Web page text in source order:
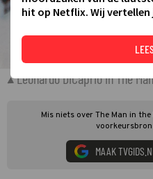
Leonardo DiCaprio in The
Mis niets over The Man in
MAAK
hit op Netflix. Wij vertellen